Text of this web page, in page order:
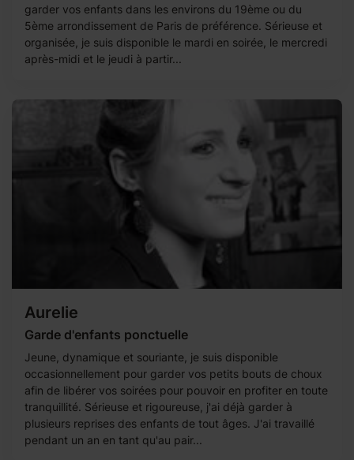
garder vos enfants dans les environs du 19ème ou du
5ème arrondissement de Paris de préférence. Sérieuse et
organisée, je suis disponible le mardi en soirée, le mercredi
après-midi et le jeudi à partir...
Aurelie
Garde d'enfants ponctuelle
Jeune, dynamique et souriante, je suis disponible
occasionnellement pour garder vos petits bouts de choux
afin de libérer vos soirées pour pouvoir en profiter en toute
tranquillité. Sérieuse et rigoureuse, j'ai déjà garder à
plusieurs reprises des enfants de tout âges. J'ai travaillé
pendant un an en tant qu'au pair...